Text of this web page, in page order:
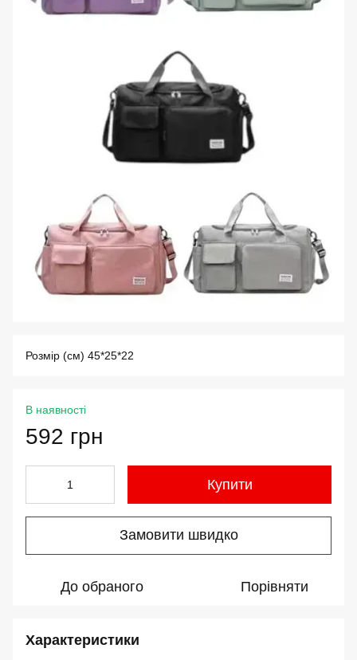
Розмір (см) 45*25*22
В наявності
592 грн
Купити
Замовити швидко
До обраного Порівняти
Характеристики